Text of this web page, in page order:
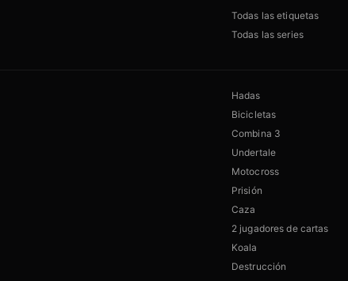
Todas las etiquetas
Todas las series
Hadas
Bicicletas
Combina 3
Undertale
Motocross
Prisión
Caza
2 jugadores de cartas
Koala
Destrucción